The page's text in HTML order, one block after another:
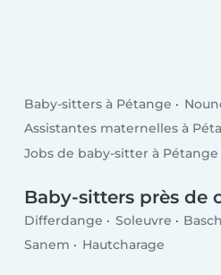
Baby-sitters à Pétange
Assistantes maternelles à
Jobs de baby-sitter à Pétange
Baby-sitters près de
Differdange Soleuvre
Sanem
Hautcharage